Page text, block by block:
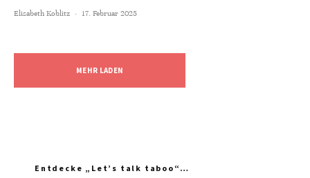
Elisabeth Koblitz · 17. Februar 2025
MEHR LADEN
Entdecke „Let’s talk taboo“…